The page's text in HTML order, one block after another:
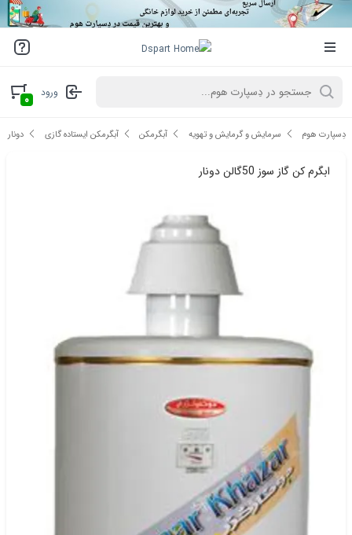
ورود ۰
دِسپارت هوم سرمایش و گرمایش و تهویه آبگرمکن آبگرمکن ایستاده گازی دونار
ابگرم کن گاز سوز 50گالن دونار